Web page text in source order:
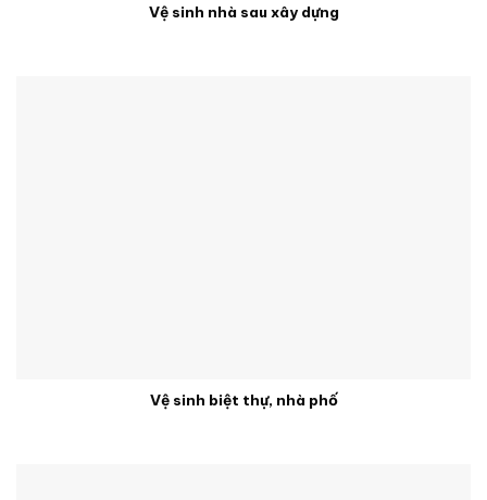
Vệ sinh nhà sau xây dựng
Vệ sinh biệt thự, nhà phố